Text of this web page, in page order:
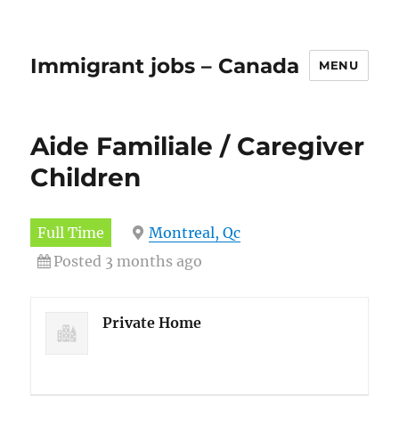
Immigrant jobs – Canada MENU
Aide Familiale / Caregiver
Children
Full Time
Montreal, Qc
Posted 3 months ago
Private Home